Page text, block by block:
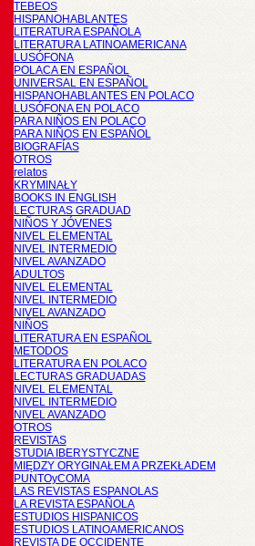
TEBEOS
HISPANOHABLANTES
LITERATURA ESPAÑOLA
LITERATURA LATINOAMERICANA
LUSÓFONA
POLACA EN ESPAÑOL
UNIVERSAL EN ESPAÑOL
HISPANOHABLANTES EN POLACO
LUSÓFONA EN POLACO
PARA NIÑOS EN POLACO
PARA NIÑOS EN ESPAÑOL
BIOGRAFÍAS
OTROS
relatos
KRYMINAŁY
BOOKS IN ENGLISH
LECTURAS GRADUAD
NIÑOS Y JÓVENES
NIVEL ELEMENTAL
NIVEL INTERMEDIO
NIVEL AVANZADO
ADULTOS
NIVEL ELEMENTAL
NIVEL INTERMEDIO
NIVEL AVANZADO
NIÑOS
LITERATURA EN ESPAÑOL
METODOS
LITERATURA EN POLACO
LECTURAS GRADUADAS
NIVEL ELEMENTAL
NIVEL INTERMEDIO
NIVEL AVANZADO
OTROS
REVISTAS
STUDIA IBERYSTYCZNE
MIĘDZY ORYGINAŁEM A PRZEKŁADEM
PUNTOyCOMA
LAS REVISTAS ESPANOLAS
LA REVISTA ESPAÑOLA
ESTUDIOS HISPANICOS
ESTUDIOS LATINOAMERICANOS
REVISTA DE OCCIDENTE